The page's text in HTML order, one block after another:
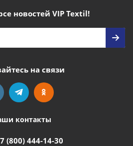
новостей VIP Textil!
на связи
контакты
(800) 444-14-30